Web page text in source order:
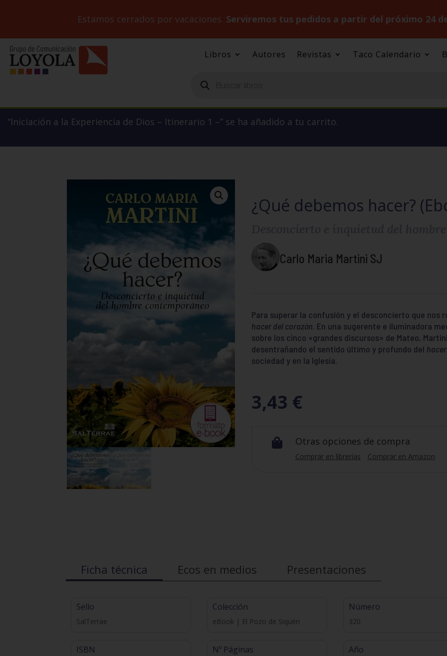
Estamos cerrados por vacaciones. Serviremos tus pedidos a partir del próximo 24
Libros Autores Revistas Taco Calendario
productos
“Iniciación a la Experiencia de Dios – Itinerario 1 –” se ha añadido a tu carrito.
¿Qué debemos hacer?
Carlo Maria Martini SJ
Para superar la confusión y el desconcierto que nos
hacer del corazón. En una sugerente e iluminadora
sobre los cinco «grandes discursos» de Mateo,
desentrañando el sentido último y profundo del hacer
sociedad y en la Iglesia.
3,43 €
 Otras opciones de compra
Comprar en librerías Comprar en Amazon
Ficha técnica Ecos en medios Presentaciones
Sello
SalTerrae
ISBN
Colección
eBook | El Pozo de Siquén
Nº Páginas
Número
320
Año